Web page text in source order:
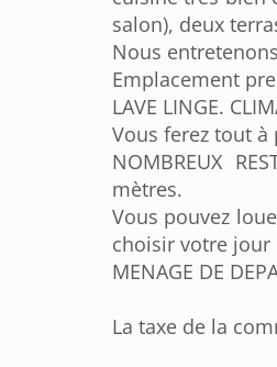
salon), deux
Nous
Emplacement
LAVE LINGE.
Vous ferez tout à
NOMBREUX
mètres.
Vous pouvez
choisir votre jour
MENAGE DE
La taxe de la